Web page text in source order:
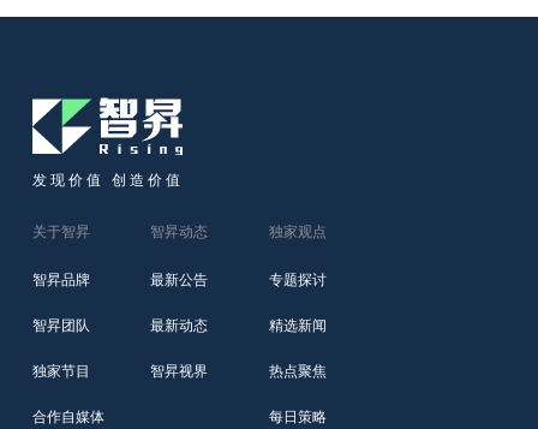
发现价值 创造价值
关于智昇
智昇品牌
智昇团队
独家节目
合作自媒体
智昇动态
最新公告
最新动态
智昇视界
独家观点
专题探讨
精选新闻
热点聚焦
每日策略